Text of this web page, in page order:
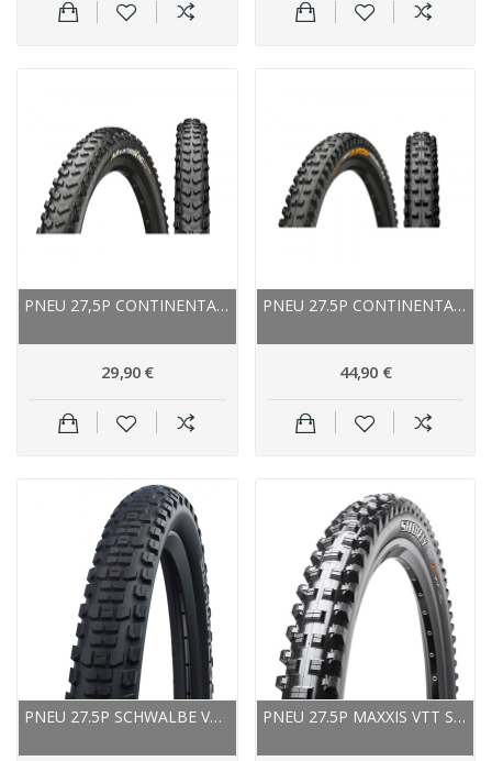
PNEU 27,5P CONTINENTAL VTT MOUNTAIN KING III...
29,90 €
PNEU 27.5P CONTINENTAL VTT DER BARON PROJEKT...
44,90 €
PNEU 27.5P SCHWALBE VTT JOHNNY WATTS... PNEU 27.5P MAXXIS VTT SHORTY TUBELESS READY 3C...